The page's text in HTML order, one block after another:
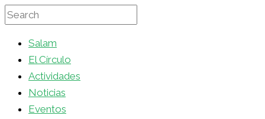
Salam
El Círculo
Actividades
Noticias
Eventos